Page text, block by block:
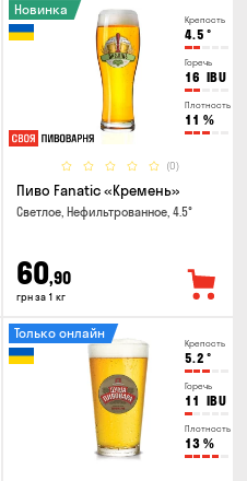
Крепость
4.5 °
Горечь
16 IBU
Плотность
11 %
(0)
Новинка
Пиво Fanatic «Кремень»
Светлое, Нефильтрованное, 4.5°
60,90
грн за 1 кг
Крепость
5.2 °
Горечь
11 IBU
Плотность
13 %
Только онлайн